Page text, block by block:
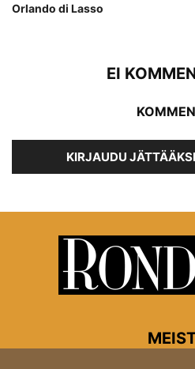
Orlando di Lasso
EI
KIRJAUDU